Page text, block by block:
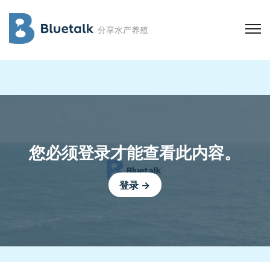
分享水产养殖
您必须登录才能查看此内容。
登录 →